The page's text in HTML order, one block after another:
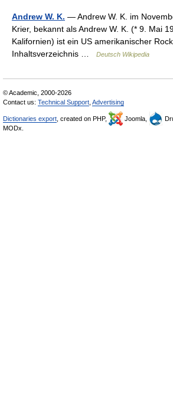
Andrew W. K. — Andrew W. K. im
Krier, bekannt als Andrew W. K. (* 9. Mai
Kalifornien) ist ein US amerikanischer
Inhaltsverzeichnis …
Deutsch Wikipedia
© Academic, 2000-2026
Contact us: Technical Support Advertising
Dictionaries export , created on PHP, Joomla,
MODx.